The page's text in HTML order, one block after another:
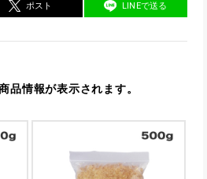
ポスト LINEで送る
品情報が表示されます。